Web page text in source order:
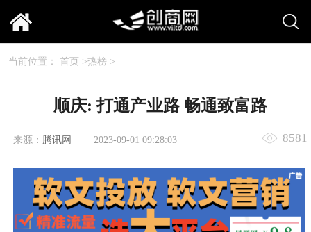
当前位置： 首页 >热榜 >
顺庆: 打通产业路 畅通致富路
来源： 腾讯网 2023-09-01 09:28:03 8581